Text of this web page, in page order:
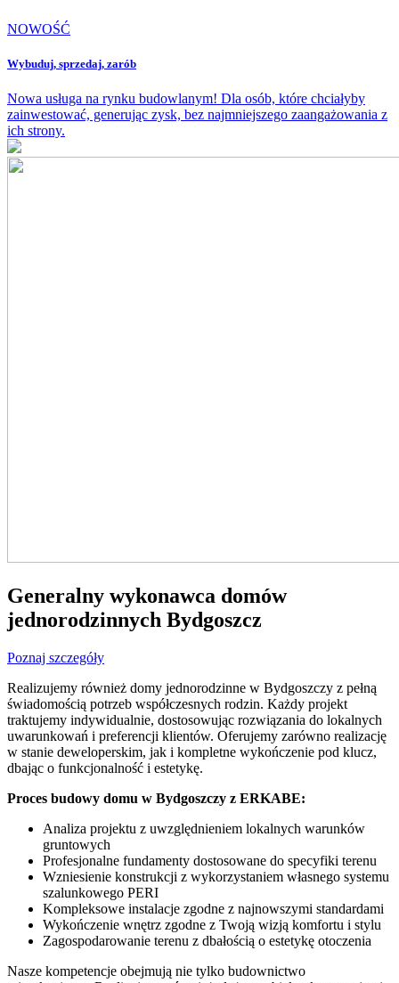
NOWOŚĆ
Wybuduj, sprzedaj, zarób
Nowa usługa na rynku budowlanym! Dla osób, które chciałyby
zainwestować, generując zysk, bez najmniejszego zaangażowania z
ich strony.
Generalny wykonawca domów
jednorodzinnych Bydgoszcz
Poznaj szczegóły
Realizujemy również domy jednorodzinne w Bydgoszczy z pełną
świadomością potrzeb współczesnych rodzin. Każdy projekt
traktujemy indywidualnie, dostosowując rozwiązania do lokalnych
uwarunkowań i preferencji klientów. Oferujemy zarówno realizację
w stanie deweloperskim, jak i kompletne wykończenie pod klucz,
dbając o funkcjonalność i estetykę.
Proces budowy domu w Bydgoszczy z ERKABE:
Analiza projektu z uwzględnieniem lokalnych warunków
gruntowych
Profesjonalne fundamenty dostosowane do specyfiki terenu
Wzniesienie konstrukcji z wykorzystaniem własnego systemu
szalunkowego PERI
Kompleksowe instalacje zgodne z najnowszymi standardami
Wykończenie wnętrz zgodne z Twoją wizją komfortu i stylu
Zagospodarowanie terenu z dbałością o estetykę otoczenia
Nasze kompetencje obejmują nie tylko budownictwo